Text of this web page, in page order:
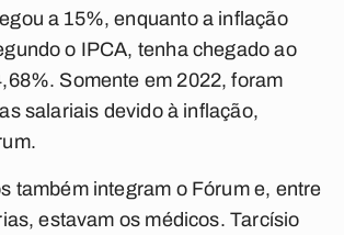
a 15%, enquanto a inflação
o IPCA, tenha chegado ao
Somente em 2022, foram
salariais devido à inflação,
também integram o Fórum e, entre
estavam os médicos. Tarcísio